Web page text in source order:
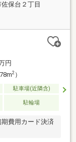
保台２丁目
円
2）
駐車場(近隣含)
駐輪場
費用カード決済